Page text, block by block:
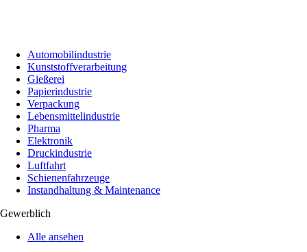
Automobilindustrie
Kunststoffverarbeitung
Gießerei
Papierindustrie
Verpackung
Lebensmittelindustrie
Pharma
Elektronik
Druckindustrie
Luftfahrt
Schienenfahrzeuge
Instandhaltung & Maintenance
Gewerblich
Alle ansehen